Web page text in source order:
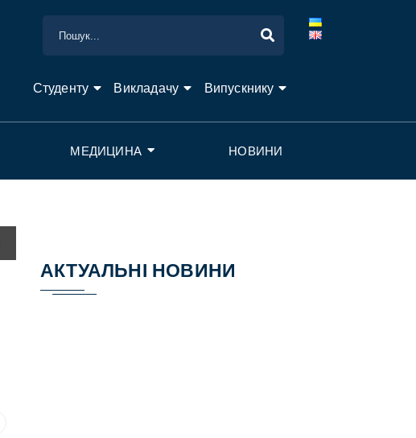
Студенту Викладачу Випускнику
МЕДИЦИНА НОВИНИ
АКТУАЛЬНІ НОВИНИ